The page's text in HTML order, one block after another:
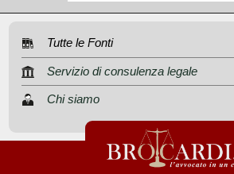
Tutte le Fonti
Servizio di consulenza legale
Chi siamo